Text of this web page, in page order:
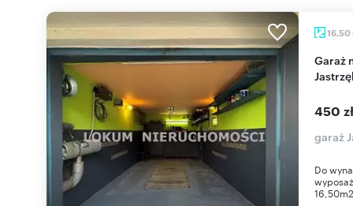
16,50
Garaż murowany z kanałem i wyposażeniem -
450
garaż
Do